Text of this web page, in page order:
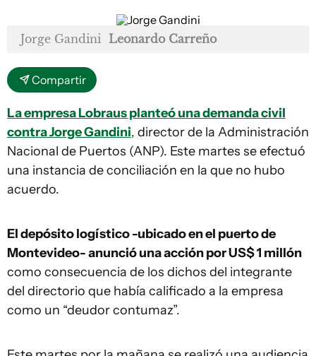
Jorge Gandini Leonardo Carreño
Compartir
La empresa Lobraus planteó una demanda civil
contra Jorge Gandini, director de la Administración
Nacional de Puertos (ANP). Este martes se efectuó
una instancia de conciliación en la que no hubo
acuerdo.
El depósito logístico -ubicado en el puerto de
Montevideo- anunció una acción por US$ 1 millón
como consecuencia de los dichos del integrante
del directorio que había calificado a la empresa
como un “deudor contumaz”.